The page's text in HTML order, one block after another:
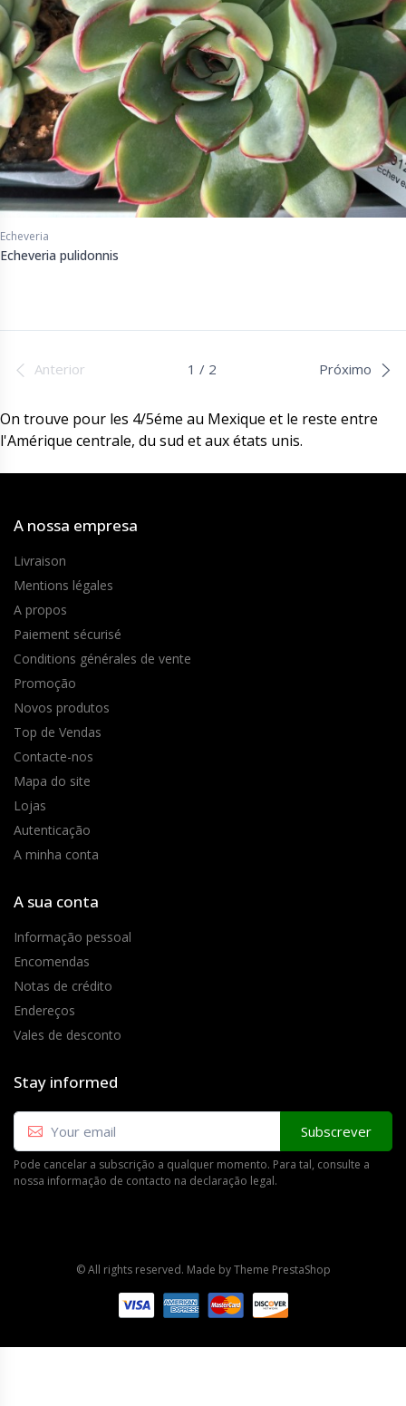
On trouve pour les 4/5éme au Mexique et le reste entre
l'Amérique centrale, du sud et aux états unis.
Echeveria
Echeveria pulidonnis
Anterior 1 / 2 Próximo
A nossa empresa
Livraison
Mentions légales
A propos
Paiement sécurisé
Conditions générales de vente
Promoção
Novos produtos
Top de Vendas
Contacte-nos
Mapa do site
Lojas
Autenticação
A minha conta
A sua conta
Informação pessoal
Encomendas
Notas de crédito
Endereços
Vales de desconto
Stay informed
Subscrever
Pode cancelar a subscrição a qualquer momento. Para tal, consulte a
nossa informação de contacto na declaração legal.
© All rights reserved. Made byTheme PrestaShop